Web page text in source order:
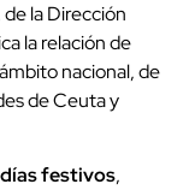
la Dirección
la relación de
nacional, de
de Ceuta y
festivos,